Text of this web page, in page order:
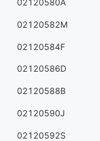
02120580A
02120582M
02120584F
02120586D
02120588B
02120590J
02120592S